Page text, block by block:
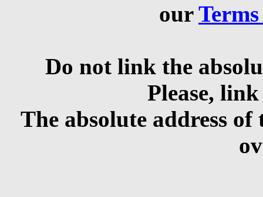
our
Do not link the
Please,
The absolute address